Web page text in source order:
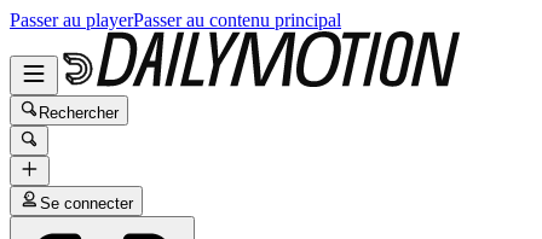
Passer au playerPasser au contenu principal
Rechercher
Se connecter